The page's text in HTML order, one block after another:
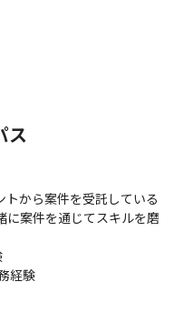
ス
トから案件を受託している
に案件を通じてスキルを磨
経験